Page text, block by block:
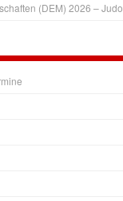
(DEM) 2026 – Judo